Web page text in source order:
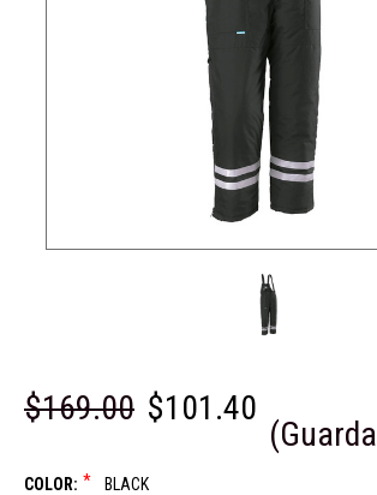
$169.00 $101.40
(Guarda
COLOR: * BLACK